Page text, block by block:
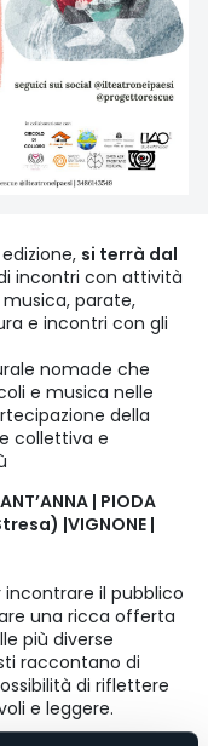
si terrà dal
incontri con attività
parate,
e incontri con gli
nomade che
e musica nelle
della
collettiva e
| PIODA
|VIGNONE |
il pubblico
una ricca offerta
più diverse
raccontano di
di riflettere
e leggere.